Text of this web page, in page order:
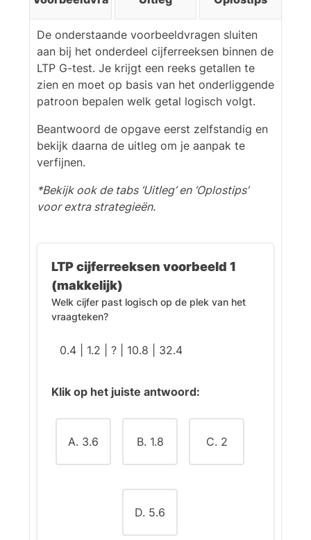
Dus moeten linksboven en
rechtsonder wit zijn. Daarmee
vallen ook opties 1 en 5 af, want
daar klopt dat niet.
Tot slot: het vlak rechtsboven
heeft in elke rij en kolom een
andere kleur. In de onderste rij
en rechterkolom hebben we al
een vakje met geel en een met
De enige optie waarbij
ook klopt, is antwoord (4).
De onderstaande voorbeeldvragen sluiten
aan bij het onderdeel cijferreeksen binnen de
LTP G-test. Je krijgt een reeks getallen te
zien en moet op basis van het onderliggende
patroon bepalen welk getal logisch volgt.
Beantwoord de opgave eerst zelfstandig en
bekijk daarna de uitleg om je aanpak te
verfijnen.
*Bekijk ook de tabs ‘Uitleg’ en ‘Oplostips’
voor extra strategieën.
LTP cijferreeksen voorbeeld 1
(makkelijk)
Welk cijfer past logisch op de plek van het
vraagteken?
0.4 | 1.2 | ? | 10.8 | 32.4
Klik op het juiste antwoord:
A. 3.6 B. 1.8 C. 2
D. 5.6